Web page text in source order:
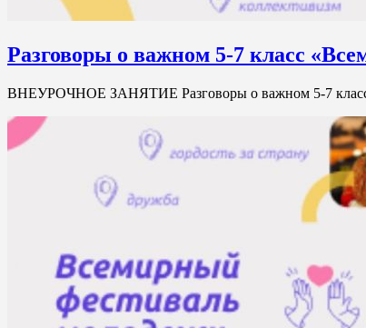
Разговоры о важном 5-7 класс
ВНЕУРОЧНОЕ ЗАНЯТИЕ Разговоры о важном 5-7